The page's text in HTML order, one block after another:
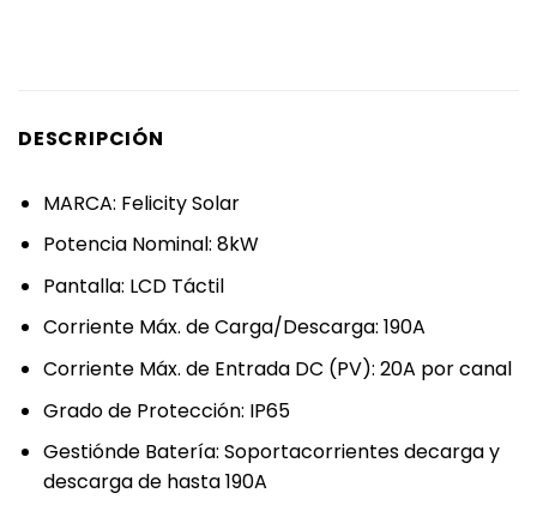
DESCRIPCIÓN
MARCA: Felicity Solar
Potencia Nominal: 8kW
Pantalla: LCD Táctil
Corriente Máx. de Carga/Descarga: 190A
Corriente Máx. de Entrada DC (PV): 20A por canal
Grado de Protección: IP65
Gestiónde Batería: Soportacorrientes decarga y
descarga de hasta 190A